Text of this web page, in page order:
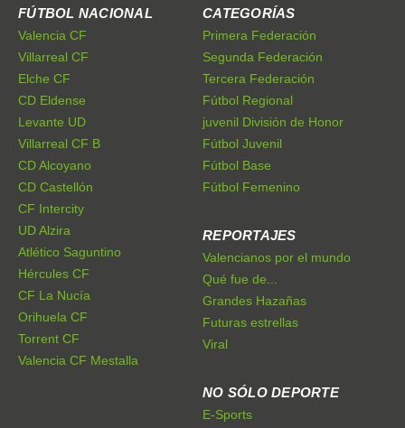
FÚTBOL NACIONAL
Valencia CF
Villarreal CF
Elche CF
CD Eldense
Levante UD
Villarreal CF B
CD Alcoyano
CD Castellón
CF Intercity
UD Alzira
Atlético Saguntino
Hércules CF
CF La Nucía
Orihuela CF
Torrent CF
Valencia CF Mestalla
CATEGORÍAS
Primera Federación
Segunda Federación
Tercera Federación
Fútbol Regional
juvenil División de Honor
Fútbol Juvenil
Fútbol Base
Fútbol Femenino
REPORTAJES
Valencianos por el mundo
Qué fue de...
Grandes Hazañas
Futuras estrellas
Viral
NO SÓLO DEPORTE
E-Sports